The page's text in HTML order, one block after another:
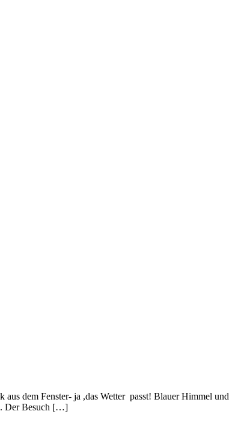
dem Fenster- ja ,das Wetter passt! Blauer Himmel und
Der Besuch […]